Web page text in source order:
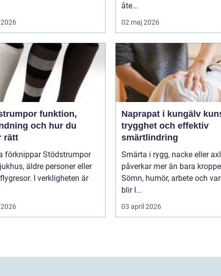
åte...
02 maj 2026
funktion,
och hur du
rätt
förknippar Stödstrumpor
äldre personer eller
I verkligheten är
Naprapat i kungälv kunskap,
trygghet och effektiv
smärtlindring
Smärta i rygg, nacke eller
påverkar mer än bara
Sömn, humör, arbete och
blir l...
03 april 2026